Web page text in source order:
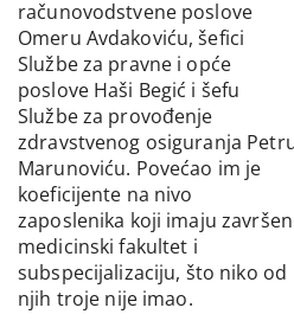
računovodstvene poslove
Omeru Avdakoviću, šefici
Službe za pravne i opće
poslove Haši Begić i šefu
Službe za provođenje
zdravstvenog osiguranja
Marunoviću. Povećao im je
koeficijente na nivo
zaposlenika koji imaju završen
medicinski fakultet i
subspecijalizaciju, što niko od
njih troje nije imao.